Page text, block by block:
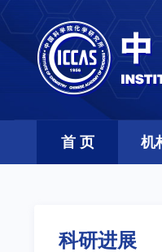
首 页 机
科研进展